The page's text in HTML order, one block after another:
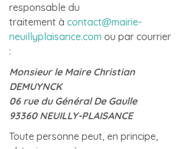
responsable du
traitement à contact@mairie-
neuillyplaisance.com ou par courrier
:
Monsieur le Maire Christian
DEMUYNCK
06 rue du Général De Gaulle
93360 NEUILLY-PLAISANCE
Toute personne peut, en principe,